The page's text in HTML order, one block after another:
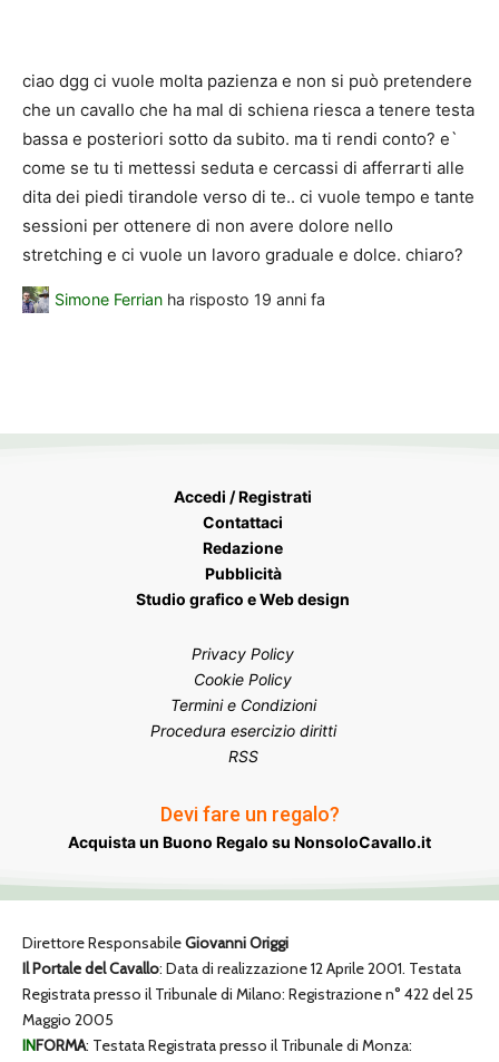
ciao dgg ci vuole molta pazienza e non si può pretendere
che un cavallo che ha mal di schiena riesca a tenere testa
bassa e posteriori sotto da subito. ma ti rendi conto? e`
come se tu ti mettessi seduta e cercassi di afferrarti alle
dita dei piedi tirandole verso di te.. ci vuole tempo e tante
sessioni per ottenere di non avere dolore nello
stretching e ci vuole un lavoro graduale e dolce. chiaro?
Simone Ferrian ha risposto 19 anni fa
Accedi / Registrati
Contattaci
Redazione
Pubblicità
Studio grafico e Web design
Privacy Policy
Cookie Policy
Termini e Condizioni
Procedura esercizio diritti
RSS
Devi fare un regalo?
Acquista un Buono Regalo su NonsoloCavallo.it
Direttore ResponsabileGiovanni Origgi
Il Portale del Cavallo: Data di realizzazione 12 Aprile 2001. Testata
Registrata presso il Tribunale di Milano: Registrazione n° 422 del 25
Maggio 2005
INFORMA: Testata Registrata presso il Tribunale di Monza: